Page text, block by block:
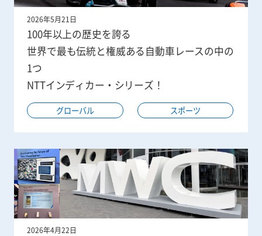
2026年5月21日
100年以上の歴史を誇る
世界で最も伝統と権威ある自動車レースの中の
1つ
NTTインディカー・シリーズ！
グローバル スポーツ
2026年4月22日